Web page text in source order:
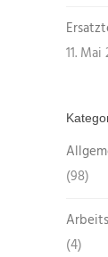
11. Mai
(98)
(4)